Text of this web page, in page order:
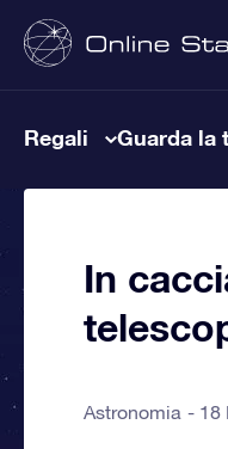
Regali Guarda la
In
Astronomia 18